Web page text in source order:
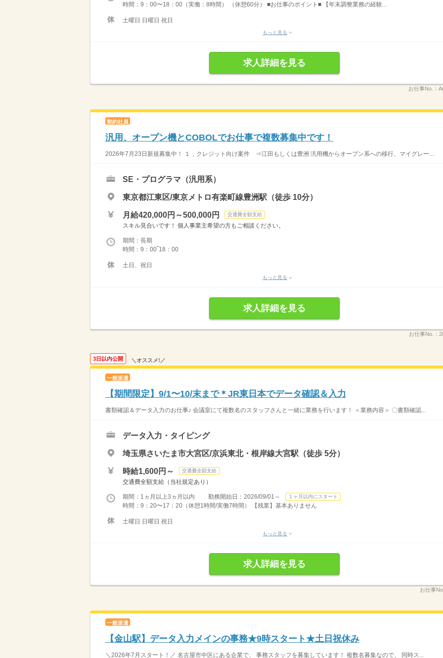
時間：9：00〜18：00（実働：8時間） （休憩60分） ■お仕事のポイント■ 【年末調整業務の経験...
土曜日 日曜日 祝日
もっと見る
求人詳細を見る
お仕事No.：
契約社員
汎用、オープン機とCOBOLでお仕事で複数募集中です！
2026年7月23日新規募集中！ １，クレジット向け案件 ⇒江田もしくは豊洲 汎用機からオープン系への移行、マイグレー...
SE・プログラマ（汎用系）
東京都江東区/東京メトロ有楽町線豊洲駅（徒歩 10分）
月給420,000円～500,000円 交通費全額支給
スキル見合いです！ 個人事業主希望の方もご相談ください。
期間：長期
時間：9：00‾18：00
土日、祝日
もっと見る
求人詳細を見る
お仕事No.：
3日以内公開 ＼オススメ!／
一般派遣
【期間限定】9/1〜10/末まで＊JR東日本でデータ確認＆入力
書類確認＆データ入力のお仕事♪ 会議室にて複数名のスタッフさんと一緒に業務を行います！ ＜業務内容＞ 〇書類確認...
データ入力・タイピング
埼玉県さいたま市大宮区/京浜東北・根岸線大宮駅（徒歩 5分）
時給1,600円～ 交通費全額支給
交通費全額支給（当社規定あり）
期間：1ヵ月以上3ヵ月以内 勤務開始日：2026/09/01～ １ヶ月以内にスタート
時間：9：20〜17：20（休憩1時間/実働7時間） 【残業】基本ありません
土曜日 日曜日 祝日
もっと見る
求人詳細を見る
お仕事
一般派遣
【金山駅】データ入力メインの事務★9時スタート★土日祝休み
＼2026年7月スタート！／ 名古屋市中区にある企業で、 事務スタッフを募集しています！ 複数名募集なので、 同時ス...